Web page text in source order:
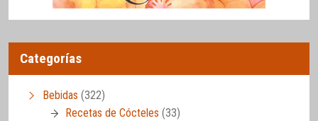
Categorías
Bebidas (322)
Recetas de Cócteles (33)